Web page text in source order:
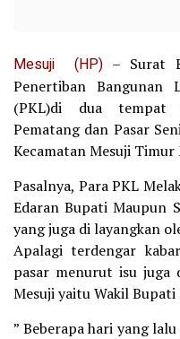
Mesuji (HP) – Surat
Penertiban Bangunan
(PKL)di dua tempat
Pematang dan Pasar
Kecamatan Mesuji Timur
Pasalnya, Para PKL
Edaran Bupati Maupun
yang juga di layangkan
Apalagi terdengar
pasar menurut isu juga
Mesuji yaitu Wakil Bupati
” Beberapa hari yang